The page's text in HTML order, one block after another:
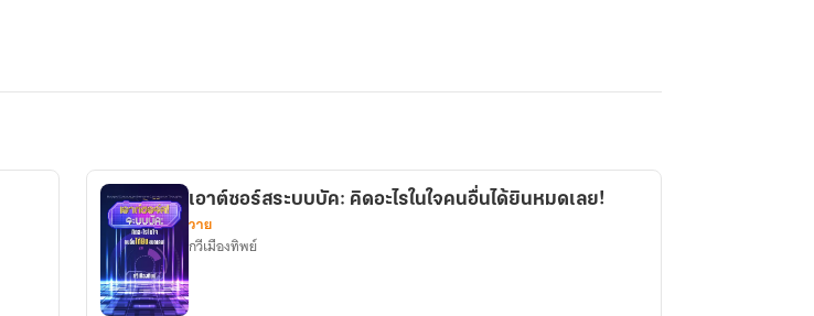
เอาต์ซอร์สระบบบัค: คิดอะไรในใจคนอื่นได้ยินหมดเลย!
วาย
กวีเมืองทิพย์